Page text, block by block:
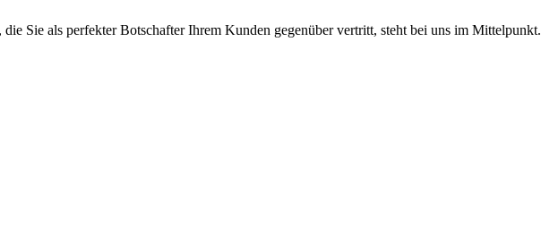
Sie als perfekter Botschafter Ihrem Kunden gegenüber vertritt, steht bei uns im Mittelpunkt.